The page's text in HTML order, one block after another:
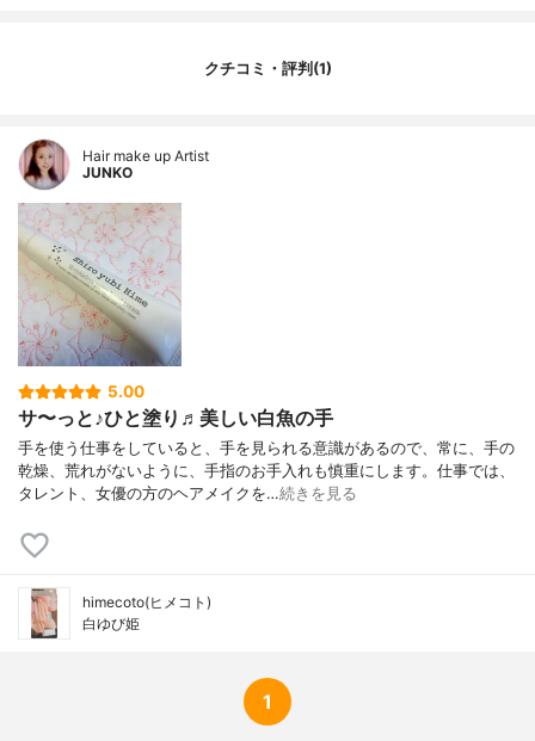
リジメチルシロキシエチルジメチコン、AM
クチコミ・評判(1)
Hair make up Artist
JUNKO
5.00
サ〜っと♪ひと塗り♬美しい白魚の手
手を使う仕事をしていると、手を見られる意識があるので、常に、手の
乾燥、荒れがないように、手指のお手入れも慎重にします。仕事では、
タレント、女優の方のヘアメイクを…続きを見る
himecoto(ヒメコト)
白ゆび姫
1